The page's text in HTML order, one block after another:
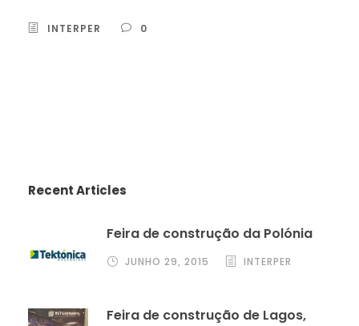
INTERPER 0
Recent Articles
Feira de construção da Polónia
JUNHO 29, 2015 INTERPER
Feira de construção de Lagos,